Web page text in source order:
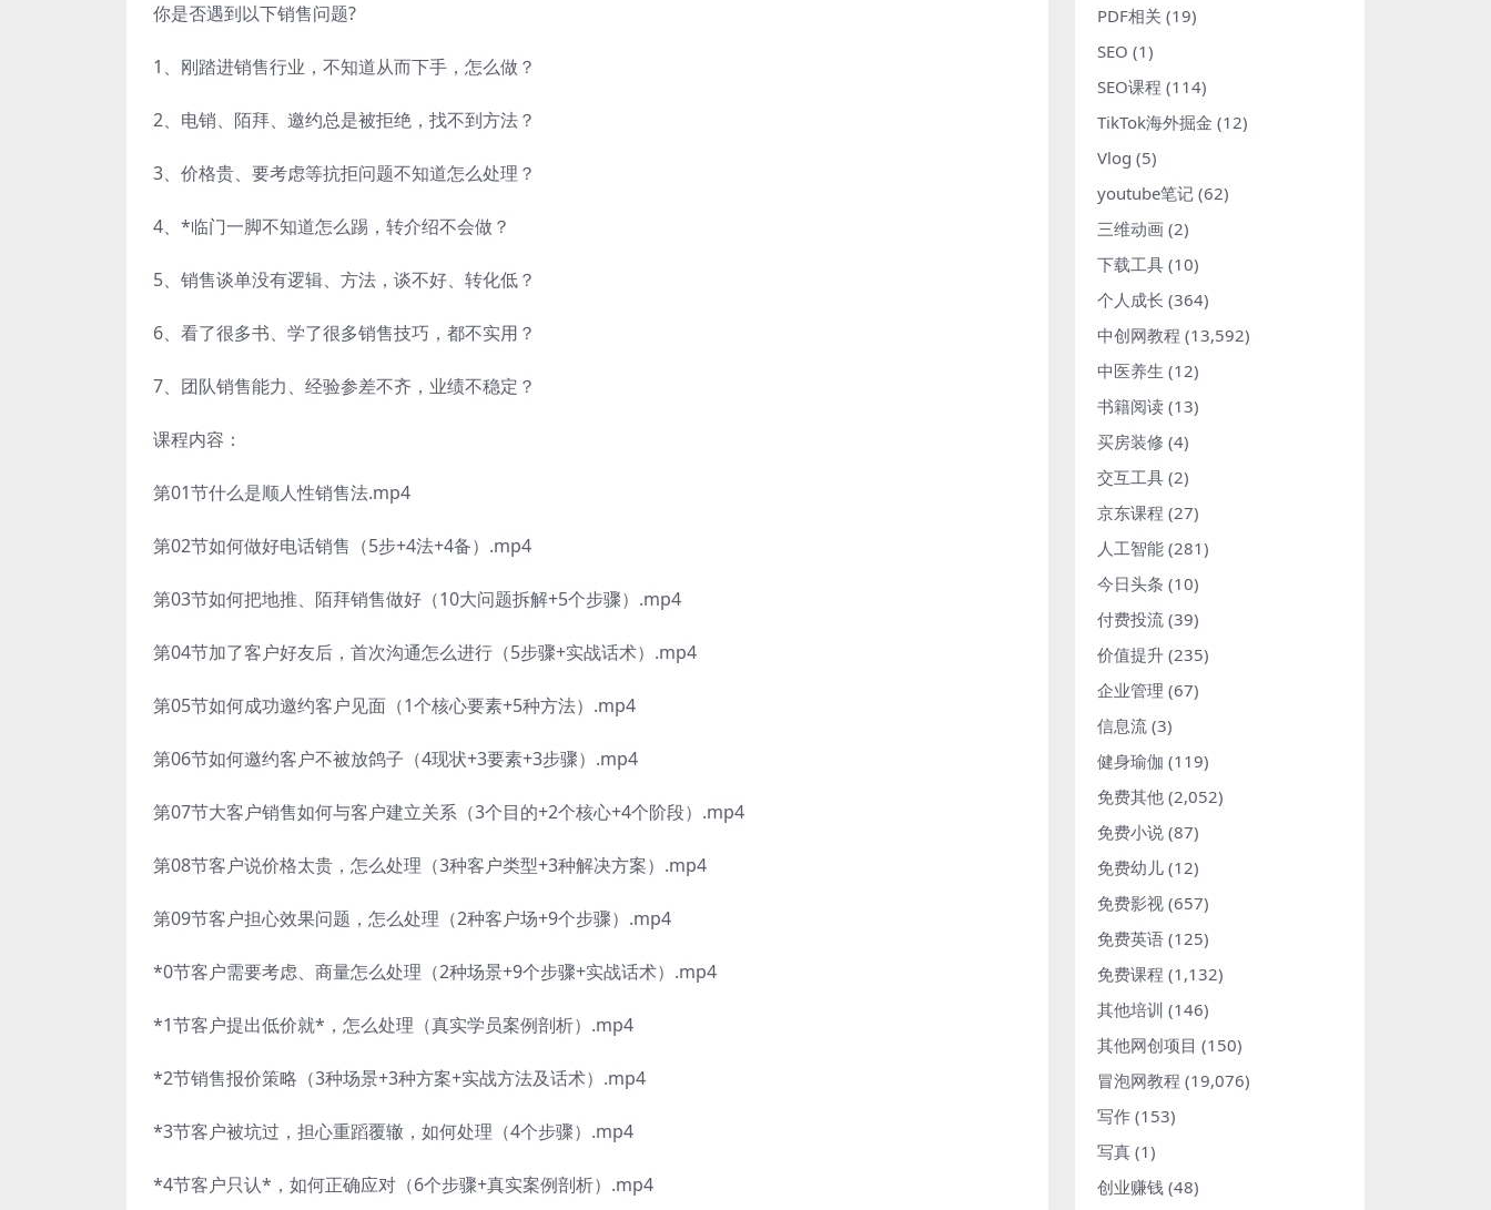
你是否遇到以下销售问题?
1、刚踏进销售行业，不知道从而下手，怎么做？
2、电销、陌拜、邀约总是被拒绝，找不到方法？
3、价格贵、要考虑等抗拒问题不知道怎么处理？
4、*临门一脚不知道怎么踢，转介绍不会做？
5、销售谈单没有逻辑、方法，谈不好、转化低？
6、看了很多书、学了很多销售技巧，都不实用？
7、团队销售能力、经验参差不齐，业绩不稳定？
课程内容：
第01节什么是顺人性销售法.mp4
第02节如何做好电话销售（5步+4法+4备）.mp4
第03节如何把地推、陌拜销售做好（10大问题拆解+5个步骤）.mp4
第04节加了客户好友后，首次沟通怎么进行（5步骤+实战话术）.mp4
第05节如何成功邀约客户见面（1个核心要素+5种方法）.mp4
第06节如何邀约客户不被放鸽子（4现状+3要素+3步骤）.mp4
第07节大客户销售如何与客户建立关系（3个目的+2个核心+4个阶段）.mp4
第08节客户说价格太贵，怎么处理（3种客户类型+3种解决方案）.mp4
第09节客户担心效果问题，怎么处理（2种客户场+9个步骤）.mp4
*0节客户需要考虑、商量怎么处理（2种场景+9个步骤+实战话术）.mp4
*1节客户提出低价就*，怎么处理（真实学员案例剖析）.mp4
*2节销售报价策略（3种场景+3种方案+实战方法及话术）.mp4
*3节客户被坑过，担心重蹈覆辙，如何处理（4个步骤）.mp4
*4节客户只认*，如何正确应对（6个步骤+真实案例剖析）.mp4
PDF相关 (19)
SEO (1)
SEO课程 (114)
TikTok海外掘金 (12)
Vlog (5)
youtube笔记 (62)
三维动画 (2)
下载工具 (10)
个人成长 (364)
中创网教程 (13,592)
中医养生 (12)
书籍阅读 (13)
买房装修 (4)
交互工具 (2)
京东课程 (27)
人工智能 (281)
今日头条 (10)
付费投流 (39)
价值提升 (235)
企业管理 (67)
信息流 (3)
健身瑜伽 (119)
免费其他 (2,052)
免费小说 (87)
免费幼儿 (12)
免费影视 (657)
免费英语 (125)
免费课程 (1,132)
其他培训 (146)
其他网创项目 (150)
冒泡网教程 (19,076)
写作 (153)
写真 (1)
创业赚钱 (48)